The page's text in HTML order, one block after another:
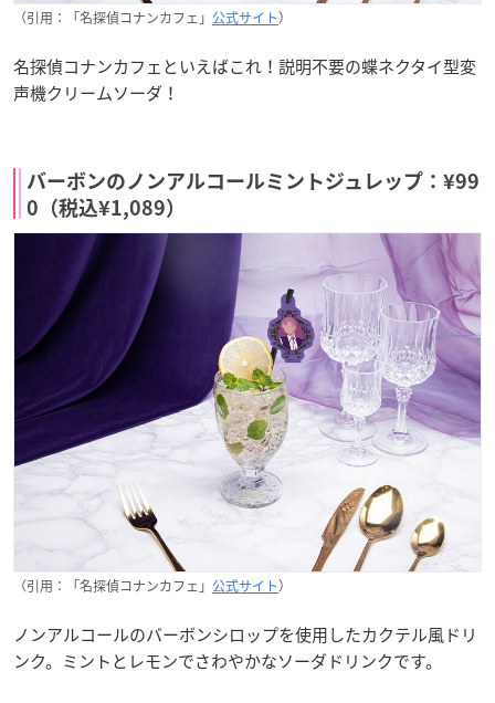
（引用：「名探偵コナンカフェ」 公式サイト）
名探偵コナンカフェといえばこれ！​説明不要の蝶ネクタイ型変
声機クリームソーダ！
バーボンのノンアルコールミントジュレップ：¥99
0（税込¥1,089）
（引用：「名探偵コナンカフェ」 公式サイト）
ノンアルコールのバーボンシロップを使用したカクテル風ドリ
ンク。​ミントとレモンでさわやかなソーダドリンクです。​